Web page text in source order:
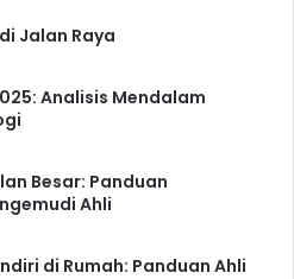
Jalan Raya
Analisis Mendalam
Besar: Panduan
Ahli
di Rumah: Panduan Ahli